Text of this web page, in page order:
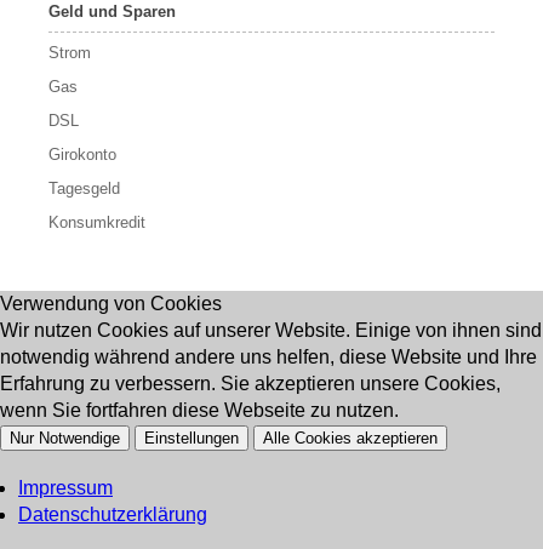
Geld und Sparen
Strom
Gas
DSL
Girokonto
Tagesgeld
Konsumkredit
Verwendung von Cookies
Wir nutzen Cookies auf unserer Website. Einige von ihnen sind
notwendig während andere uns helfen, diese Website und Ihre
Erfahrung zu verbessern. Sie akzeptieren unsere Cookies,
wenn Sie fortfahren diese Webseite zu nutzen.
Nur Notwendige Einstellungen Alle Cookies akzeptieren
Impressum
Datenschutzerklärung